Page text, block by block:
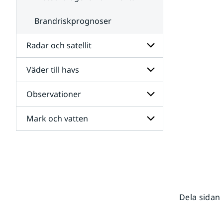
Brandriskprognoser
Radar och satellit
Undersidor
för
Radar
och
satellit
Väder till havs
Undersidor
för
Väder
till
havs
Observationer
Undersidor
för
Mark och vatten
Dela sidan